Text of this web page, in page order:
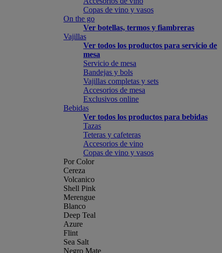
Copas de vino y vasos
On the go
Ver botellas, termos y fiambreras
Vajillas
Ver todos los productos para servicio de
mesa
Servicio de mesa
Bandejas y bols
Vajillas completas y sets
Accesorios de mesa
Exclusivos online
Bebidas
Ver todos los productos para bebidas
Tazas
Teteras y cafeteras
Accesorios de vino
Copas de vino y vasos
Por Color
Cereza
Volcanico
Shell Pink
Merengue
Blanco
Deep Teal
Azure
Flint
Sea Salt
Negro Mate